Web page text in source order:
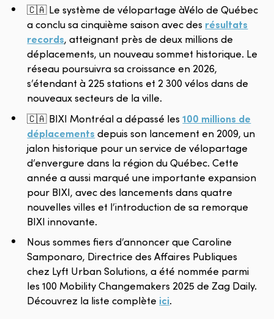
🇨🇦 Le système de vélopartage àVélo de Québec
a conclu sa cinquième saison avec des résultats
records, atteignant près de deux millions de
déplacements, un nouveau sommet historique. Le
réseau poursuivra sa croissance en 2026,
s’étendant à 225 stations et 2 300 vélos dans de
nouveaux secteurs de la ville.
🇨🇦 BIXI Montréal a dépassé les100 millions de
déplacements depuis son lancement en 2009, un
jalon historique pour un service de vélopartage
d’envergure dans la région du Québec. Cette
année a aussi marqué une importante expansion
pour BIXI, avec des lancements dans quatre
nouvelles villes et l’introduction de sa remorque
BIXI innovante.
Nous sommes fiers d’annoncer que Caroline
Samponaro, Directrice des Affaires Publiques
chez Lyft Urban Solutions, a été nommée parmi
les 100 Mobility Changemakers 2025 de Zag Daily.
Découvrez la liste complète ici.